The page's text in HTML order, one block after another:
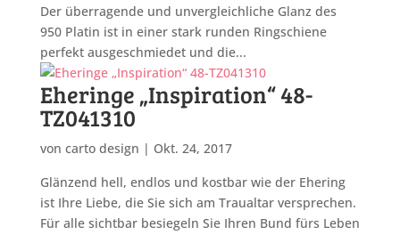
Der überragende und unvergleichliche Glanz des
950 Platin ist in einer stark runden Ringschiene
perfekt ausgeschmiedet und die...
Eheringe „Inspiration“ 48-
TZ041310
von carto design | Okt. 24, 2017
Glänzend hell, endlos und kostbar wie der Ehering
ist Ihre Liebe, die Sie sich am Traualtar versprechen.
Für alle sichtbar besiegeln Sie Ihren Bund fürs Leben